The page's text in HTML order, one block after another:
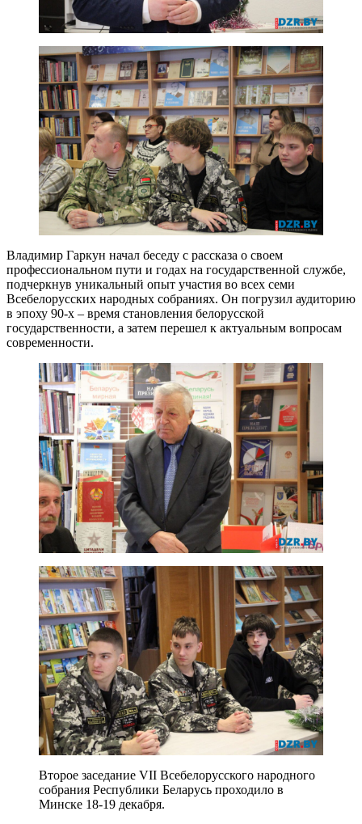
Владимир Гаркун начал беседу с рассказа о своем
профессиональном пути и годах на государственной службе,
подчеркнув уникальный опыт участия во всех семи
Всебелорусских народных собраниях. Он погрузил аудиторию
в эпоху 90-х – время становления белорусской
государственности, а затем перешел к актуальным вопросам
современности.
Второе заседание VII Всебелорусского народного
собрания Республики Беларусь проходило в
Минске 18-19 декабря.